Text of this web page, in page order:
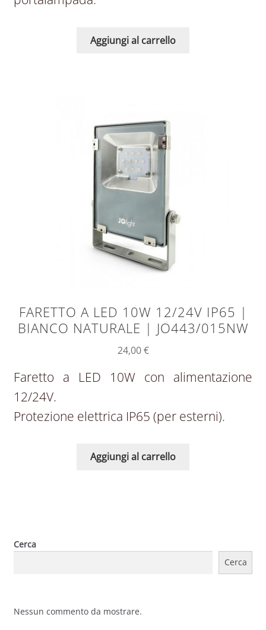
Aggiungi al carrello
FARETTO A LED 10W 12/24V IP65 |
BIANCO NATURALE | JO443/015NW
24,00€
Faretto a LED 10W con alimentazione
12/24V.
Protezione elettrica IP65 (per esterni).
Aggiungi al carrello
Cerca
Cerca
Nessun commento da mostrare.